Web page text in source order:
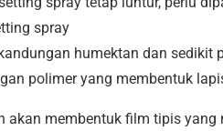
spray
humektan dan sedikit
polimer yang membentuk
akan membentuk film tipis